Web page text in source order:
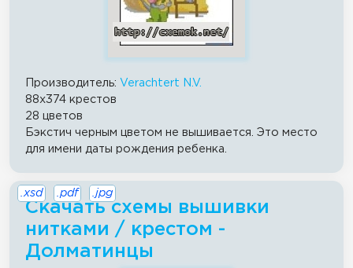
Производитель: Verachtert N.V.
88x374 крестов
28 цветов
Бэкстич черным цветом не вышивается. Это место
для имени даты рождения ребенка.
Скачать схемы вышивки
нитками / крестом -
Долматинцы
.xsd .pdf .jpg